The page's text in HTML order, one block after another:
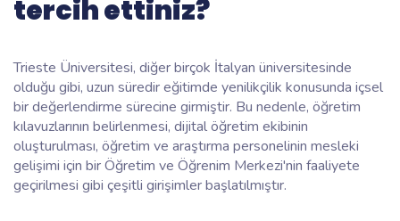
tercih ettiniz?
Trieste Üniversitesi, diğer birçok İtalyan üniversitesinde
olduğu gibi, uzun süredir eğitimde yenilikçilik konusunda içsel
bir değerlendirme sürecine girmiştir. Bu nedenle, öğretim
kılavuzlarının belirlenmesi, dijital öğretim ekibinin
oluşturulması, öğretim ve araştırma personelinin mesleki
gelişimi için bir Öğretim ve Öğrenim Merkezi'nin faaliyete
geçirilmesi gibi çeşitli girişimler başlatılmıştır.